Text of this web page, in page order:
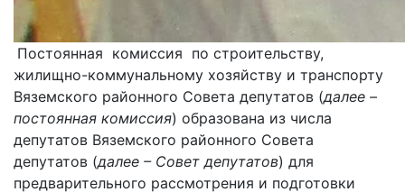
Постоянная комиссия по строительству,
жилищно-коммунальному хозяйству и транспорту
Вяземского районного Совета депутатов (далее –
постоянная комиссия) образована из числа
депутатов Вяземского районного Совета
депутатов (далее – Совет депутатов) для
предварительного рассмотрения и подготовки